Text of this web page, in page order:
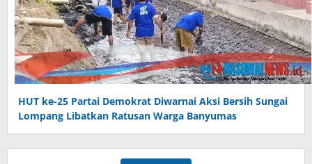
HUT ke-25 Partai Demokrat Diwarnai Aksi Bersih Sungai
Lompang Libatkan Ratusan Warga Banyumas